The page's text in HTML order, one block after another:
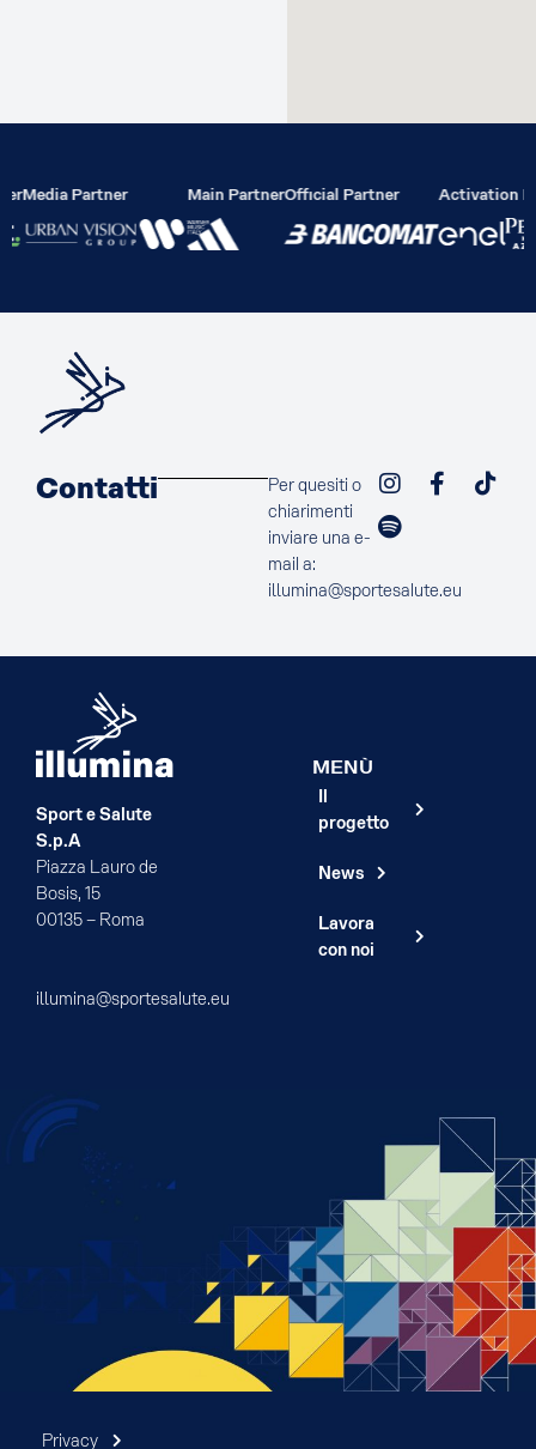
Media Partner Main PartnerOfficial Partner Activation
Contatti
Per quesiti o
chiarimenti
inviare una e-
mail a:
illumina@sportesalute.eu
Sport e Salute
S.p.A
Piazza Lauro de
Bosis, 15
00135 – Roma
illumina@sportesalute.eu
MENÙ
Il
progetto
News
Lavora
con noi
Privacy